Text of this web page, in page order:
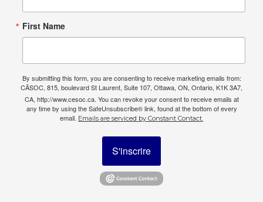
First Name
By submitting this form, you are consenting to receive marketing emails from:
CÃSOC, 815, boulevard St Laurent, Suite 107, Ottawa, ON, Ontario, K1K 3A7,
CA, http://www.cesoc.ca. You can revoke your consent to receive emails at
any time by using the SafeUnsubscribe® link, found at the bottom of every
email. Emails are serviced by Constant Contact.
S'inscrire